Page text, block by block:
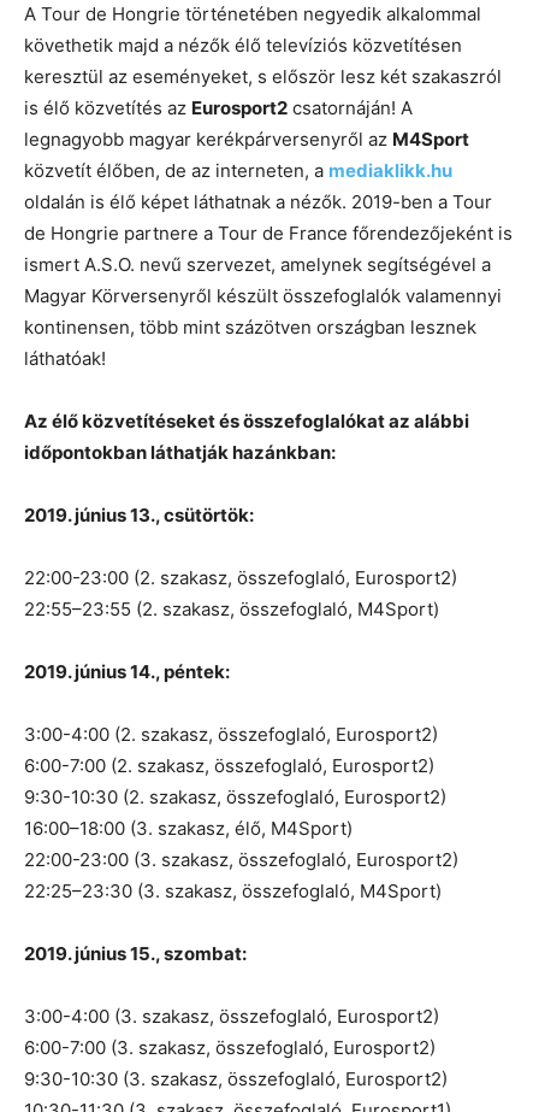
A Tour de Hongrie történetében negyedik alkalommal
követhetik majd a nézők élő televíziós közvetítésen
keresztül az eseményeket, s először lesz két szakaszról
is élő közvetítés az Eurosport2 csatornáján! A
legnagyobb magyar kerékpárversenyről az M4Sport
közvetít élőben, de az interneten, a mediaklikk.hu
oldalán is élő képet láthatnak a nézők. 2019-ben a Tour
de Hongrie partnere a Tour de France főrendezőjeként is
ismert A.S.O. nevű szervezet, amelynek segítségével a
Magyar Körversenyről készült összefoglalók valamennyi
kontinensen, több mint százötven országban lesznek
láthatóak!
Az élő közvetítéseket és összefoglalókat az alábbi
időpontokban láthatják hazánkban:
2019. június 13., csütörtök:
22:00-23:00 (2. szakasz, összefoglaló, Eurosport2)
22:55–23:55 (2. szakasz, összefoglaló, M4Sport)
2019. június 14., péntek:
3:00-4:00 (2. szakasz, összefoglaló, Eurosport2)
6:00-7:00 (2. szakasz, összefoglaló, Eurosport2)
9:30-10:30 (2. szakasz, összefoglaló, Eurosport2)
16:00–18:00 (3. szakasz, élő, M4Sport)
22:00-23:00 (3. szakasz, összefoglaló, Eurosport2)
22:25–23:30 (3. szakasz, összefoglaló, M4Sport)
2019. június 15., szombat:
3:00-4:00 (3. szakasz, összefoglaló, Eurosport2)
6:00-7:00 (3. szakasz, összefoglaló, Eurosport2)
9:30-10:30 (3. szakasz, összefoglaló, Eurosport2)